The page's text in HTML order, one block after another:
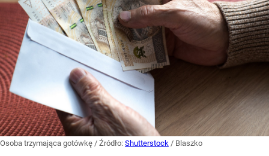
Osoba trzymająca gotówkę / Źródło: Shutterstock / Blaszko